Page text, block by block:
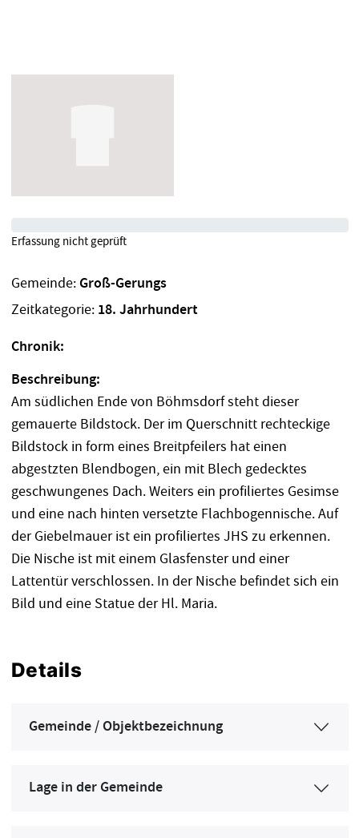
Gemeinde:Groß-Gerungs
Zeitkategorie: 18. Jahrhundert
Chronik:
Beschreibung:
Am südlichen Ende von Böhmsdorf steht dieser
gemauerte Bildstock. Der im Querschnitt rechteckige
Bildstock in form eines Breitpfeilers hat einen
abgestzten Blendbogen, ein mit Blech gedecktes
geschwungenes Dach. Weiters ein profiliertes Gesimse
und eine nach hinten versetzte Flachbogennische. Auf
der Giebelmauer ist ein profiliertes JHS zu erkennen.
Die Nische ist mit einem Glasfenster und einer
Lattentür verschlossen. In der Nische befindet sich ein
Bild und eine Statue der Hl. Maria.
Details
Gemeinde / Objektbezeichnung
Lage in der Gemeinde
Erfassung nicht geprüft